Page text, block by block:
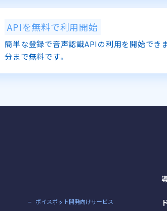
APIを無料で利用開始
簡単な登録で音声認識APIの利用を開始でき
分まで無料です。
ボイスボット開発向けサービス